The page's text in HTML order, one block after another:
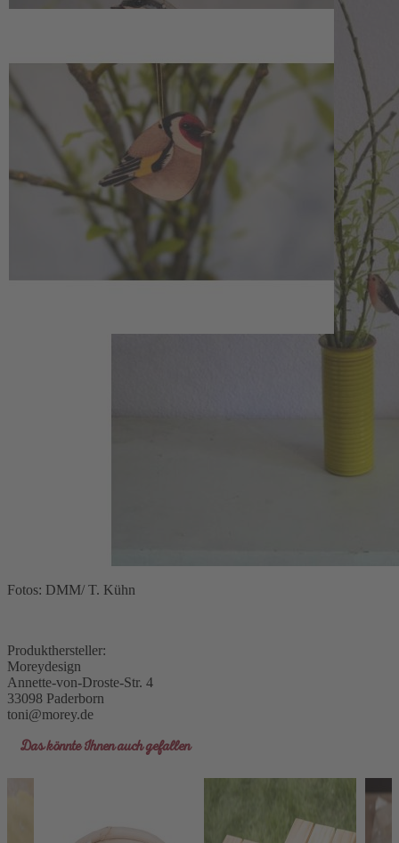
ermöglicht das Aufhängen mit einem Band nach Wahl (nicht im
Lieferumfang enthalten), sodass unterschiedliche Materialien und
Farben individuell kombiniert werden können. Ergänzend ist ein
Holzanhängern mit Kranich- und Wildgansmotiv
erhältlich, das die Dekoration passend erweitert.
hier
4 Vogelanhänger mit Rotkehlchen-, Blaumeisen-, Stieglitz-
und Dompfaff-Motiv
Gefertigt aus Birkenholz, jedes Stück mit individueller
Maserung
Maße pro Anhänger: ca. 7,5 x 4,5 x 0,3 cm (B x H x T)
Mit Loch zum Aufhängen, Band nicht im Lieferumfang
enthalten
Hinweise
Das Holz für unsere Artikel wird sorgfältig ausgewählt. Es ist ein
lassen sich Astlöcher sowie kleine Spalten und raue Stellen nicht
Fotos: DMM/ T. Kühn
Produkthersteller:
Moreydesign
Annette-von-Droste-Str. 4
33098 Paderborn
toni@morey.de
Das könnte Ihnen auch gefallen